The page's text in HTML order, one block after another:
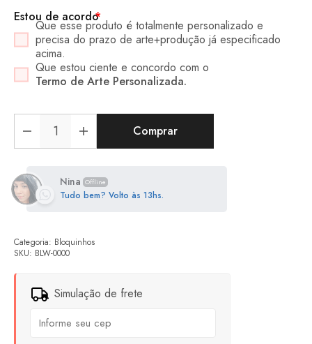
*
Estou de acordo
Que esse produto é totalmente personalizado e
precisa do prazo de arte+produção já especificado
acima.
Que estou ciente e concordo com o
Termo de Arte Personalizada.
Comprar
Nina Offline
Tudo bem? Volto às 13hs.
SKU: BLW-0000
Categoria: Bloquinhos
Simulação de frete